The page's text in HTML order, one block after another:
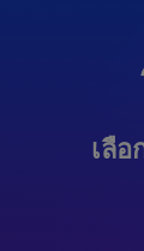
เลื